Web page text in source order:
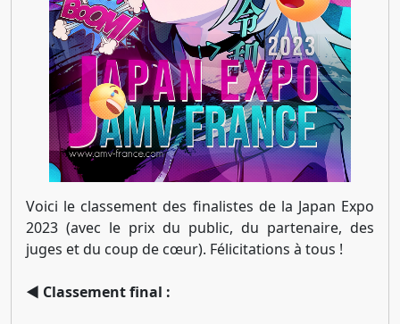
Voici le classement des finalistes de la Japan Expo
2023 (avec le prix du public, du partenaire, des
juges et du coup de cœur). Félicitations à tous !
◄ Classement final :